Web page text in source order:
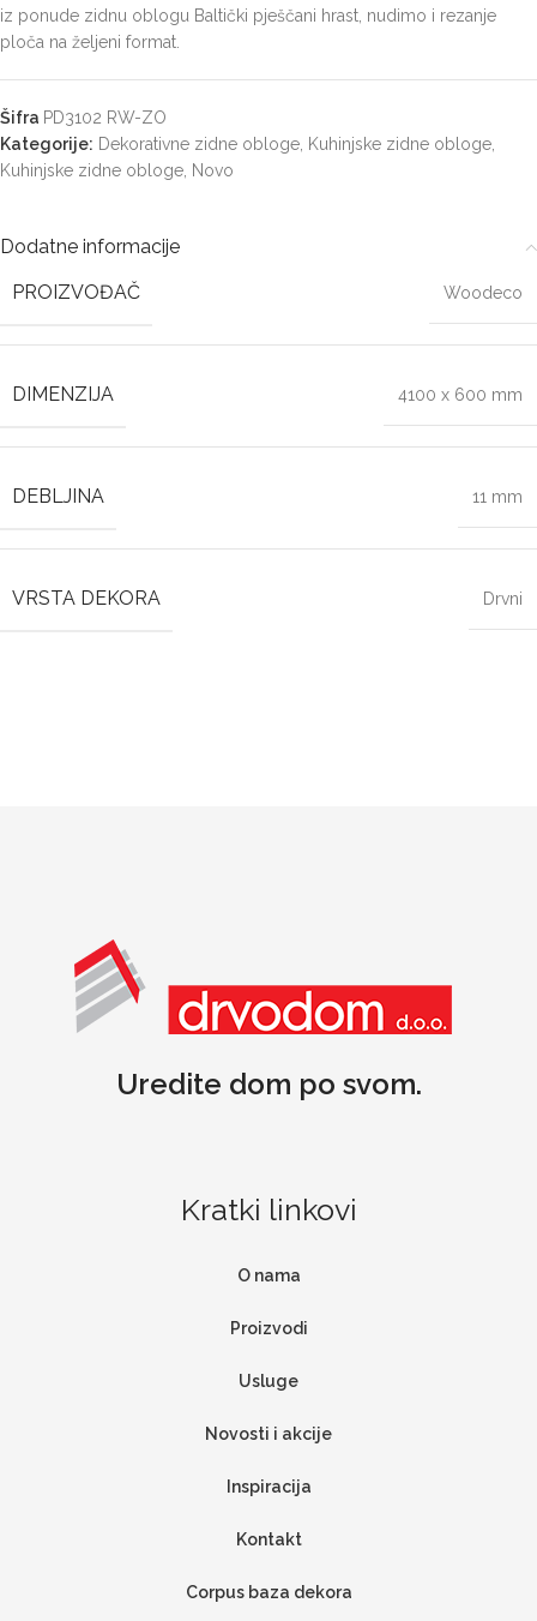
iz ponude zidnu oblogu Baltički pješčani hrast, nudimo i rezanje
ploča na željeni format.
Šifra PD3102 RW-ZO
Kategorije: Dekorativne zidne obloge Kuhinjske zidne obloge
Kuhinjske zidne obloge Novo
Dodatne informacije
PROIZVOĐAČ
Woodeco
DIMENZIJA 4100 x 600 mm
DEBLJINA 11 mm
VRSTA DEKORA Drvni
Uredite dom po svom.
Kratki linkovi
O nama
Proizvodi
Usluge
Novosti i akcije
Inspiracija
Kontakt
Corpus baza dekora